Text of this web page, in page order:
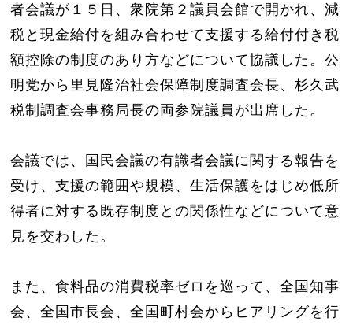
者会議が１５日、衆院第２議員会館で開かれ、減
税と現金給付を組み合わせて支援する給付付き税
額控除の制度のあり方などについて協議した。公
明党から里見隆治社会保障制度調査会長、杉久武
税制調査会事務局長の両参院議員が出席した。
会議では、国民会議の有識者会議に関する報告を
受け、支援の範囲や規模、生活保護をはじめ低所
得者に対する既存制度との関係性などについて意
見を交わした。
また、食料品の消費税率ゼロを巡って、全国知事
会、全国市長会、全国町村会からヒアリングを行